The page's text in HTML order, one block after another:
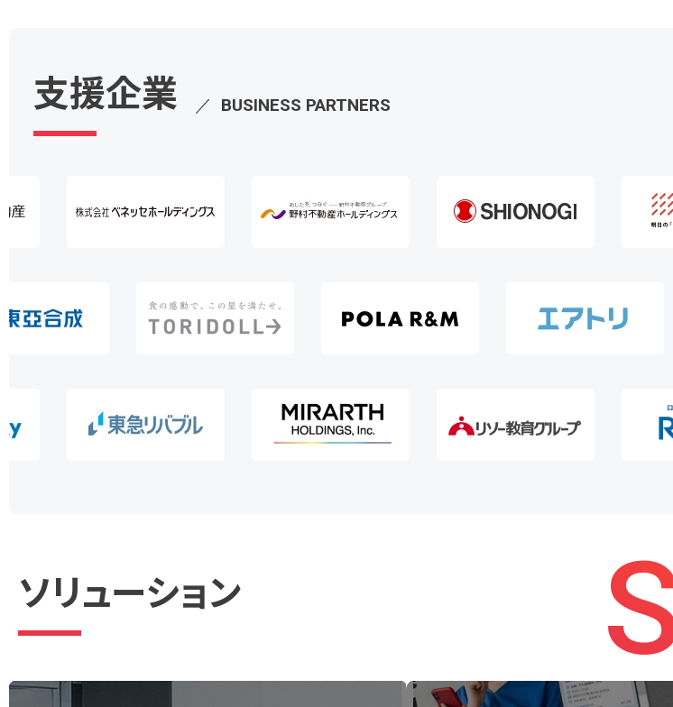
支援企業 ／ BUSINESS PARTNERS
databricks
ソリューション
グ導入支援で実現した、再
「PRODUCE NEXT しあわせな未
く。」をミッションに掲げる独立系
グループ。「戦略の実行」と「成果